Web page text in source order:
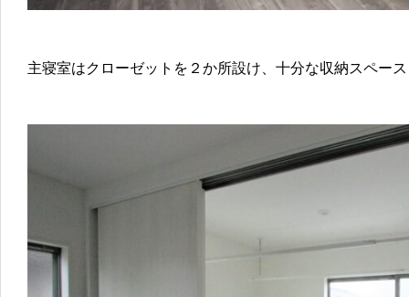
主寝室はクローゼットを２か所設け、十分な収納スペー